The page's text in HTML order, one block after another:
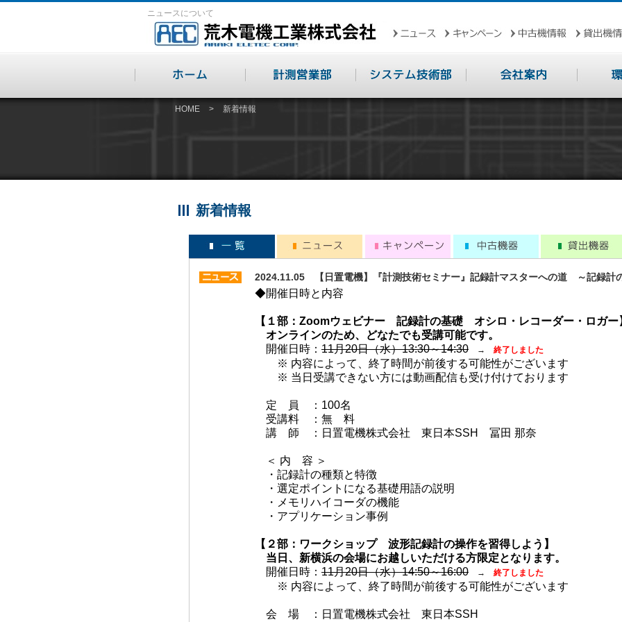
ニュースについて
HOME > 新着情報
新着情報
2024.11.05 【日置電機】『計測技術セミナー』記録計マスターへの道 ～記録計
◆開催日時と内容
【１部：Zoomウェビナー 記録計の基礎 オシロ・レコーダー・ロガー
オンラインのため、どなたでも受講可能です。
開催日時： 11月20日（水）13:30～14:30 → 終了しました
※ 内容によって、終了時間が前後する可能性がございます
※ 当日受講できない方には動画配信も受け付けております
定 員 ：100名
受講料 ：無 料
講 師 ：日置電機株式会社 東日本SSH 冨田 那奈
＜ 内 容 ＞
・記録計の種類と特徴
・選定ポイントになる基礎用語の説明
・メモリハイコーダの機能
・アプリケーション事例
【２部：ワークショップ 波形記録計の操作を習得しよう】
当日、新横浜の会場にお越しいただける方限定となります。
開催日時： 11月20日（水）14:50～16:00 → 終了しました
※ 内容によって、終了時間が前後する可能性がございます
会 場 ：日置電機株式会社 東日本SSH